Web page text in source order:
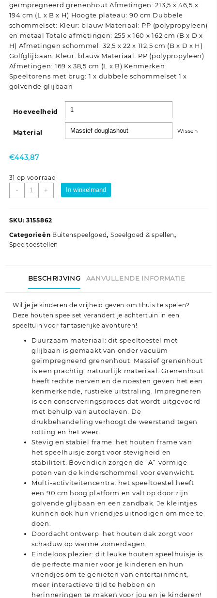
geïmpregneerd grenenhout Afmetingen: 213,5 x 46,5 x
194 cm (L x B x H) Hoogte plateau: 90 cm Dubbele
schommelset: Kleur: blauw Materiaal: PP (polypropyleen)
en metaal Totale afmetingen: 255 x 160 x 162 cm (B x D x
H) Afmetingen schommel: 32,5 x 22 x 112,5 cm (B x D x H)
Golfglijbaan: Kleur: blauw Materiaal: PP (polypropyleen)
Afmetingen: 169 x 38,5 cm (L x B) Kenmerken:
Speeltorens met brug: 1 x dubbele schommelset 1 x
golvende glijbaan
Hoeveelheid
Material Wissen
€443,87
31 op voorraad
-
Speelhuis
geïmpregneerd
aantal
+ In winkelmand
SKU: 3155862
Categorieën Buitenspeelgoed, Speelgoed & spellen,
Speeltoestellen
BESCHRIJVING AANVULLENDE INFORMATIE
Wil je je kinderen de vrijheid geven om thuis te spelen?
Deze houten speelset verandert je achtertuin in een
speeltuin voor fantasierijke avonturen!
Duurzaam materiaal: dit speeltoestel met
glijbaan is gemaakt van onder vacuüm
geïmpregneerd grenenhout. Massief grenenhout
is een prachtig, natuurlijk materiaal. Grenenhout
heeft rechte nerven en de noesten geven het een
kenmerkende, rustieke uitstraling. Impregneren
is een conserveringsproces dat wordt uitgevoerd
met behulp van autoclaven. De
drukbehandeling verhoogt de weerstand tegen
rotting en het weer.
Stevig en stabiel frame: het houten frame van
het speelhuisje zorgt voor stevigheid en
stabiliteit. Bovendien zorgen de “A”-vormige
poten van de kinderschommel voor evenwicht.
Multi-activiteitencentra: het speeltoestel heeft
een 90 cm hoog platform en valt op door zijn
golvende glijbaan en een zandbak. Je kleintjes
kunnen ook hun vriendjes uitnodigen om mee te
doen.
Doordacht ontwerp: het houten dak zorgt voor
schaduw op warme zomerdagen.
Eindeloos plezier: dit leuke houten speelhuisje is
de perfecte manier voor je kinderen en hun
vriendjes om te genieten van entertainment,
meer interactieve tijd te hebben en
herinneringen te maken voor jou en je kinderen!